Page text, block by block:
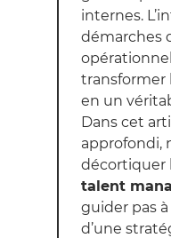
internes.
démarches
transformer
en un
Dans cet
approfondi,
décortiquer
talent
guider pas à
d’une